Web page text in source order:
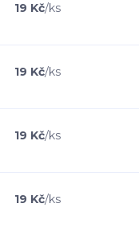
19 Kč/ks
19 Kč/ks
19 Kč/ks
19 Kč/ks